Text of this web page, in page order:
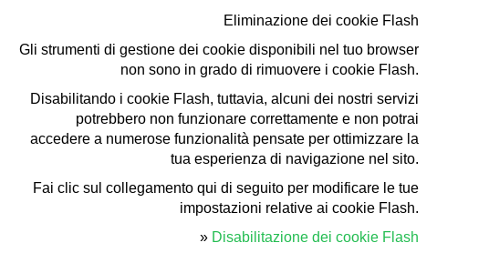
Eliminazione dei cookie Flash
Gli strumenti di gestione dei cookie disponibili nel tuo browser
non sono in grado di rimuovere i cookie Flash.
Disabilitando i cookie Flash, tuttavia, alcuni dei nostri servizi
potrebbero non funzionare correttamente e non potrai
accedere a numerose funzionalità pensate per ottimizzare la
tua esperienza di navigazione nel sito.
Fai clic sul collegamento qui di seguito per modificare le tue
impostazioni relative ai cookie Flash.
» Disabilitazione dei cookie Flash